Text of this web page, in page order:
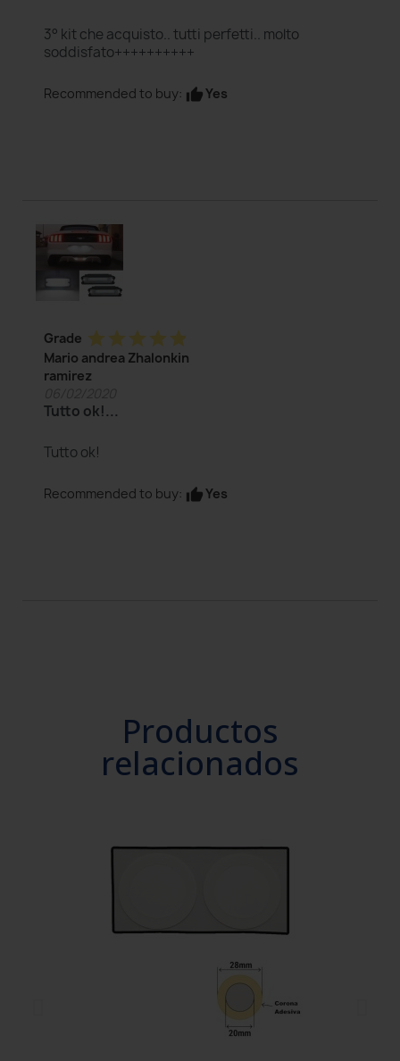
3° kit che acquisto.. tutti perfetti.. molto
soddisfato++++++++++
Recommended to buy: thumb_upYes
Grade star star star star star
Mario andrea Zhalonkin
ramirez
Tutto ok!...
Tutto ok!
Recommended to buy: thumb_upYes
Productos
relacionados